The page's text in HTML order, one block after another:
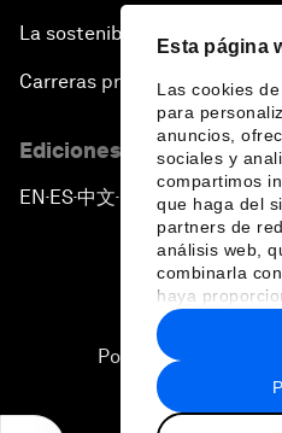
Esta página
Las cookies
para
anuncios,
sociales y
compartimos
que haga del
partners de
análisis web,
combinarla
haya
recopilado a
hecho de sus
La sostenibilidad en el Foro
Carreras profesionales
Ediciones en otros
EN ▪ES▪中文▪ 日本語
Política de